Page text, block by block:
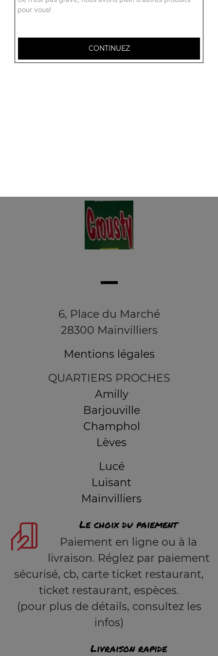
6, Place du Marché
28300 Mainvilliers
Mentions légales
QUARTIERS PROCHES
Amilly
Barjouville
Champhol
Lèves
Lucé
Luisant
Mainvilliers
Le choix du paiement
Paiement en ligne ou à la
livraison. Réglez par paiement
sécurisé, cb, carte ticket restaurant,
ticket restaurant, espèces.
(pour plus de détails, consultez les
infos)
Livraison rapide
pour vous!
CONTINUEZ